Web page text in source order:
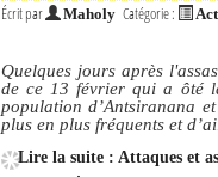
Écrit par Maholy Catégorie :
Quelques jours après
de ce 13 février qui a ôté
population d’Antsiranana
plus en plus fréquents et
Lire la suite : Attaques et